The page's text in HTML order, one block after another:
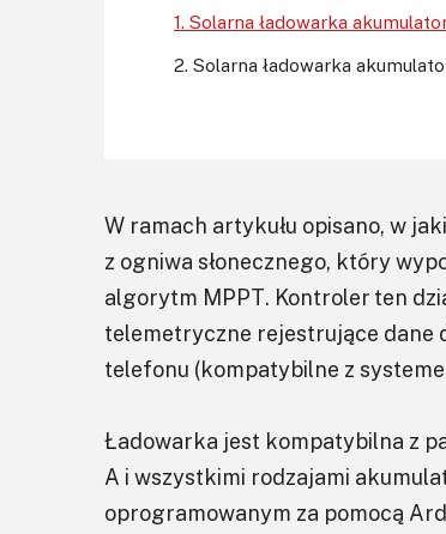
1. Solarna ładowarka
2. Solarna ładowarka
W ramach artykułu opisano, w
z ogniwa słonecznego, który
algorytm MPPT. Kontroler ten
telemetryczne rejestrujące dane
telefonu (kompatybilne z
Ładowarka jest kompatybilna z
A i wszystkimi rodzajami
oprogramowanym za pomocą